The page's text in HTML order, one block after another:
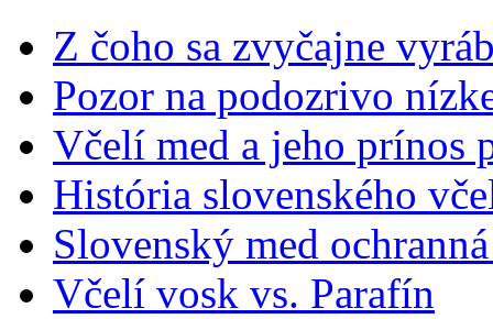
Z čoho sa zvyčajne
Pozor na podozrivo
Včelí med a jeho prínos
História slovenského
Slovenský med
Včelí vosk vs. Parafín